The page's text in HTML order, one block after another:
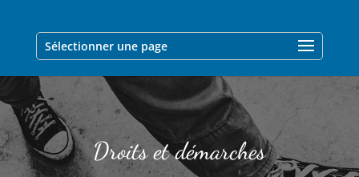
Sélectionner une page
Droits et démarches